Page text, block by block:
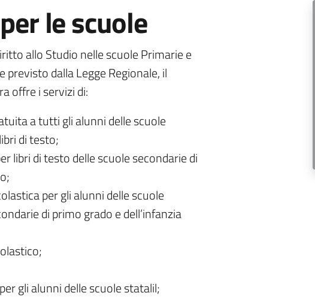
le scuole
allo Studio nelle scuole Primarie e
previsto dalla Legge Regionale, il
offre i servizi di:
a tutti gli alunni delle scuole
di testo;
libri di testo delle scuole secondarie di
per gli alunni delle scuole
di primo grado e dell’infanzia
gli alunni delle scuole statalil;